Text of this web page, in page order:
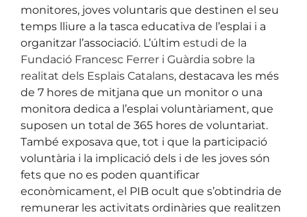
monitores, joves voluntaris que destinen el seu
temps lliure a la tasca educativa de l’esplai i a
organitzar l’associació. L’últim estudi de la
Fundació Francesc Ferrer i Guàrdia sobre la
realitat dels Esplais Catalans, destacava les més
de 7 hores de mitjana que un monitor o una
monitora dedica a l’esplai voluntàriament, que
suposen un total de 365 hores de voluntariat.
També exposava que, tot i que la participació
voluntària i la implicació dels i de les joves són
fets que no es poden quantificar
econòmicament, el PIB ocult que s’obtindria de
remunerar les activitats ordinàries que realitzen